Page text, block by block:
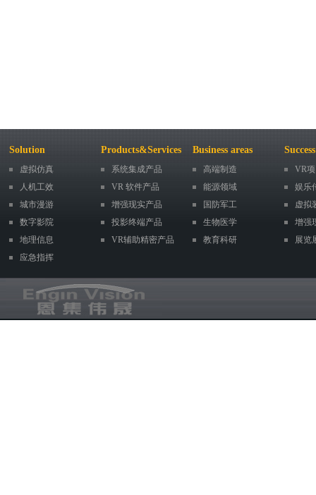
Solution
虚拟仿真
人机工效
城市漫游
数字影院
地理信息
应急指挥
Products&Services
系统集成产品
VR 软件产品
增强现实产品
投影终端产品
VR辅助精密产品
Business areas
高端制造
能源领域
国防军工
生物医学
教育科研
VR
娱乐
虚拟
增强
展览